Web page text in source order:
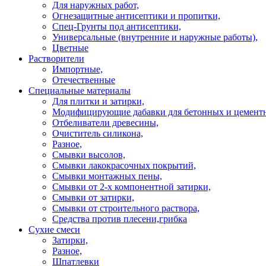
Для наружных работ,
Огнезащитные антисептики и пропитки,
Спец-Грунты под антисептики,
Универсальные (внутренние и наружные работы),
Цветные
Растворители
Импортные,
Отечественные
Специальные материалы
Для плитки и затирки,
Модифицирующие дабавки для бетонных и
Отбеливатели древесины,
Очиститель силикона,
Разное,
Смывки высолов,
Смывки лакокрасочных покрытий,
Смывки монтажных пены,
Смывки от 2-х компонентной затирки,
Смывки от затирки,
Смывки от строительного раствора,
Средства против плесени,грибка
Сухие смеси
Затирки,
Разное,
Шпатлевки